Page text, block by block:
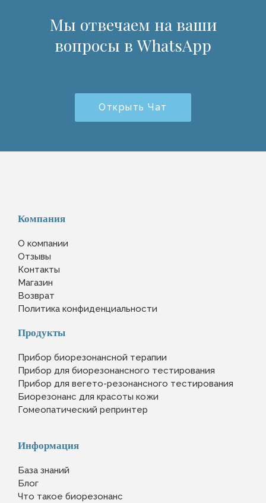
Мы отвечаем на ваши
вопросы в WhatsApp
Открыть Чат
Компания
О компании
Отзывы
Контакты
Магазин
Возврат
Политика конфиденциальности
Продукты
Прибор биорезонансной терапии
Прибор для биорезонансного тестирования
Прибор для вегето-резонансного тестирования
Биорезонанс для красоты кожи
Гомеопатический репринтер
Информация
База знаний
Блог
Что такое биорезонанс